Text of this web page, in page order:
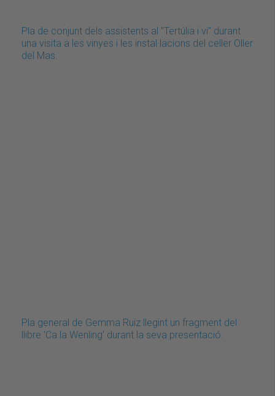
Pla de conjunt dels assistents al "Tertúlia i vi" durant
una visita a les vinyes i les instal·lacions del celler Oller
del Mas.
Pla general de Gemma Ruiz llegint un fragment del
llibre 'Ca la Wenling' durant la seva presentació.